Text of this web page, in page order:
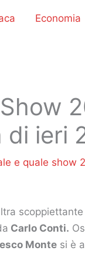
Economia
ieri
e quale show
Carlo Conti.
Monte si è